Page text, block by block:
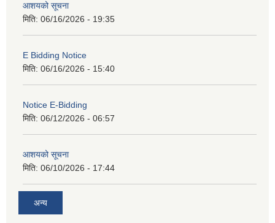
आशयको सूचना
मिति: 06/16/2026 - 19:35
E Bidding Notice
मिति: 06/16/2026 - 15:40
Notice E-Bidding
मिति: 06/12/2026 - 06:57
आशयको सूचना
मिति: 06/10/2026 - 17:44
अन्य